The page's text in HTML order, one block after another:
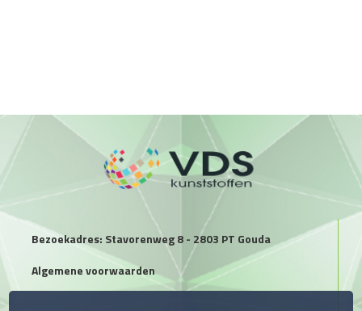
Bezoekadres: Stavorenweg 8 - 2803 PT Gouda
Algemene voorwaarden